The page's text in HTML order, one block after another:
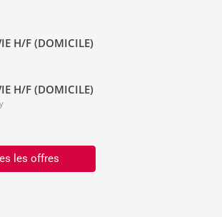
H/F (DOMICILE)
H/F (DOMICILE)
les offres